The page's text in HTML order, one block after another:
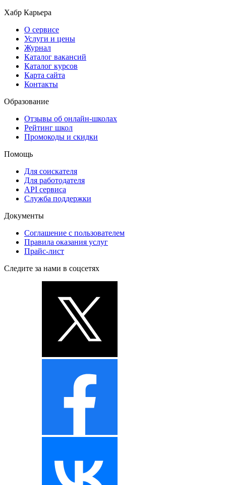
Хабр Карьера
О сервисе
Услуги и цены
Журнал
Каталог вакансий
Каталог курсов
Карта сайта
Контакты
Образование
Отзывы об онлайн-школах
Рейтинг школ
Промокоды и скидки
Помощь
Для соискателя
Для работодателя
API сервиса
Служба поддержки
Документы
Соглашение с пользователем
Правила оказания услуг
Прайс-лист
Следите за нами в соцсетях